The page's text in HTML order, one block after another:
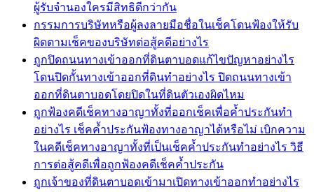
ผู้รับจำนองใครมีสิทธิดีกว่ากัน
กรรมการบริษัทหรือผู้ลงลายมือชื่อในเช็คโดนฟ้องให้รับ
ผิดตามเช็คของบริษัทต่อสู้คดีอย่างไร
ถูกปิดถนนทางเข้าออกที่ดินตาบอดแก้ไขปัญหาอย่างไร
โดนปิดกั้นทางเข้าออกที่ดินทำอย่างไร ปิดถนนทางเข้า
ออกที่ดินตาบอดโดยปิดในที่ดินตัวเองผิดไหม
ถูกฟ้องคดีเช็คทางอาญาทั้งที่ออกเช็คเพื่อค้ำประกันทำ
อย่างไร เช็คค้ำประกันฟ้องทางอาญาได้หรือไม่ เบิกความ
ในคดีเช็คทางอาญาทั้งที่เป็นเช็คค้ำประกันทำอย่างไร วิธี
การต่อสู้คดีเพื่อถูกฟ้องคดีเช็คค้ำประกัน
ถูกเจ้าของที่ดินตาบอดเข้ามาเปิดทางเข้าออกทำอย่างไร